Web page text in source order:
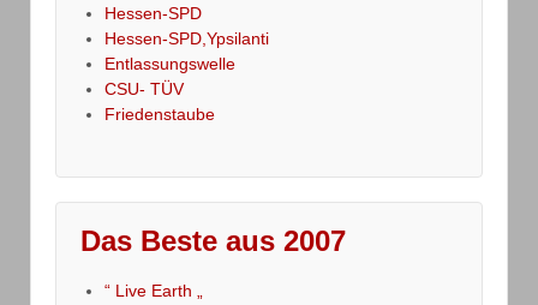
Hessen-SPD
Hessen-SPD,Ypsilanti
Entlassungswelle
CSU- TÜV
Friedenstaube
Das Beste aus 2007
“ Live Earth „